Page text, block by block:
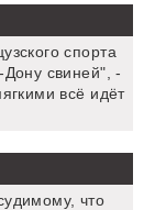
спорта
свиней", -
всё идёт
что